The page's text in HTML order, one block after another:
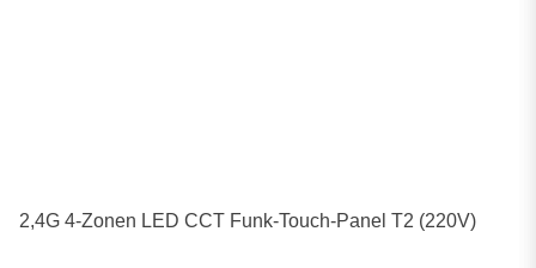
2,4G 4-Zonen LED CCT Funk-Touch-Panel T2 (220V)